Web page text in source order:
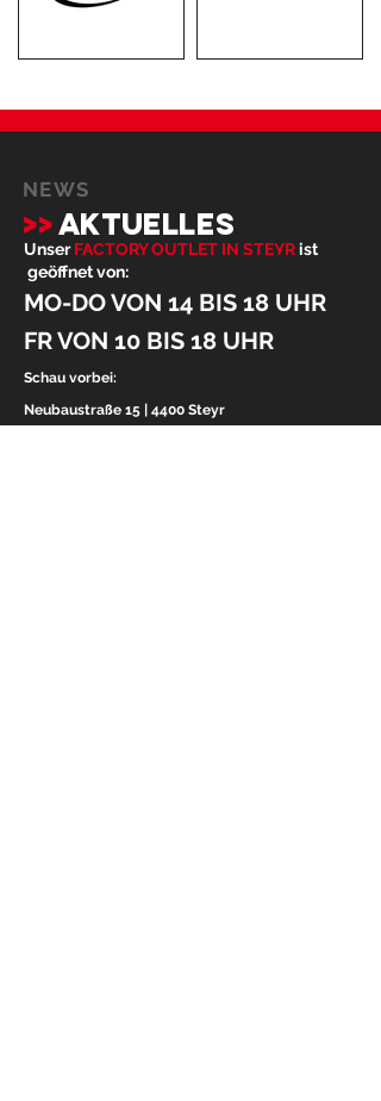
NEWS
>>AKTUELLES
Unser FACTORY OUTLET IN STEYRist
geöffnet von:
MO-DO VON 14 BIS 18 UHR
FR VON 10 BIS 18 UHR
Schau vorbei:
Neubaustraße 15 | 4400 Steyr